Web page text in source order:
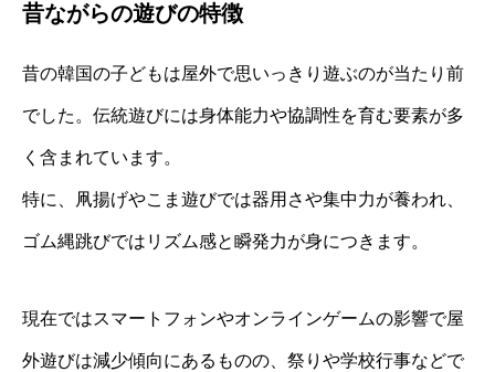
昔ながらの遊びの特徴
昔の韓国の子どもは屋外で思いっきり遊ぶのが当たり前
でした。伝統遊びには身体能力や協調性を育む要素が多
く含まれています。
特に、凧揚げやこま遊びでは器用さや集中力が養われ、
ゴム縄跳びではリズム感と瞬発力が身につきます。
現在ではスマートフォンやオンラインゲームの影響で屋
外遊びは減少傾向にあるものの、祭りや学校行事などで